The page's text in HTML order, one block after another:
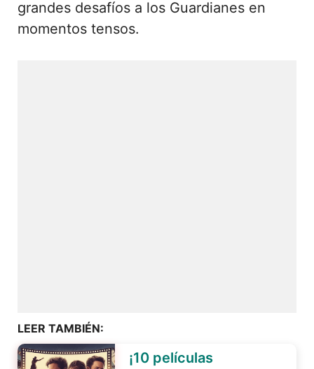
grandes desafíos a los Guardianes en
momentos tensos.
LEER TAMBIÉN:
¡10 películas